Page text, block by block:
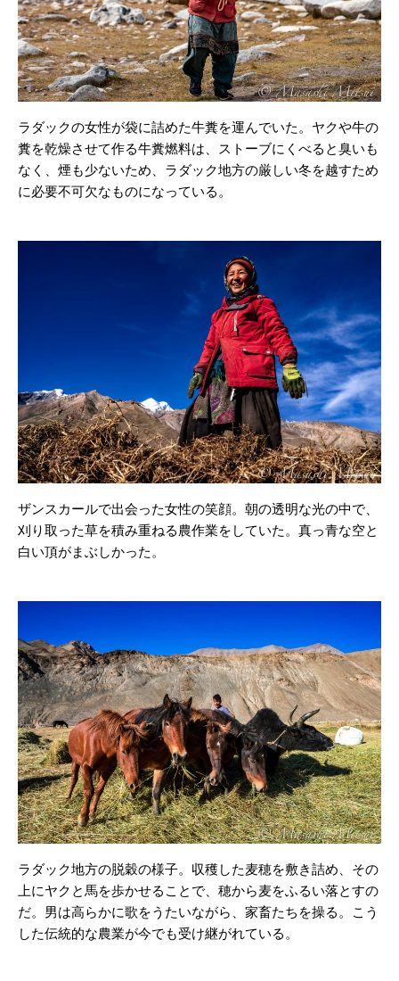
ラダックの女性が袋に詰めた牛糞を運んでいた。ヤクや牛の
糞を乾燥させて作る牛糞燃料は、ストーブにくべると臭いも
なく、煙も少ないため、ラダック地方の厳しい冬を越すため
に必要不可欠なものになっている。
ザンスカールで出会った女性の笑顔。朝の透明な光の中で、
刈り取った草を積み重ねる農作業をしていた。真っ青な空と
白い頂がまぶしかった。
ラダック地方の脱穀の様子。収穫した麦穂を敷き詰め、その
上にヤクと馬を歩かせることで、穂から麦をふるい落とすの
だ。男は高らかに歌をうたいながら、家畜たちを操る。こう
した伝統的な農業が今でも受け継がれている。